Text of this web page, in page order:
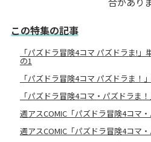
この特集の記事
「パズドラ冒険4コマ パズドラま!」
の1
「パズドラ冒険4コマ パズドラま！
「パズドラ冒険4コマ・パズドラま
週アスCOMIC「パズドラ冒険4コマ
週アスCOMIC「パズドラ冒険4コマ